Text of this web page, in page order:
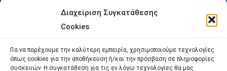
Διαχείριση Συγκατάθεσης
Cookies
Για να παρέχουμε την καλύτερη εμπειρία, χρησιμοποιούμε τεχνολογίες
όπως cookies για την αποθήκευση ή/και την πρόσβαση σε πληροφορίες
συσκευών. Η συγκατάθεση για τις εν λόγω τεχνολογίες θα μας
κάθε εργάσιμη ημέρα και ώρα χωρίς κανέναν χρονικό ή άλλο
περιορισμό. Η είσοδος του κοινού ειδικά στο γραφείο του
15.00. Η εξυπηρέτηση του κοινού πραγματοποιείται βάσει των
παγίων ισχυουσών διατάξεων. Για την αποφυγή συνωστισμού